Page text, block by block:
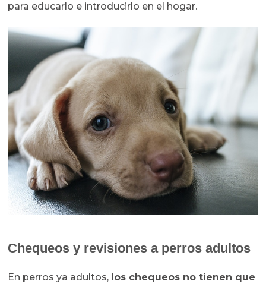
para educarlo e introducirlo en el hogar.
Chequeos y revisiones a perros adultos
En perros ya adultos, los chequeos no tienen que